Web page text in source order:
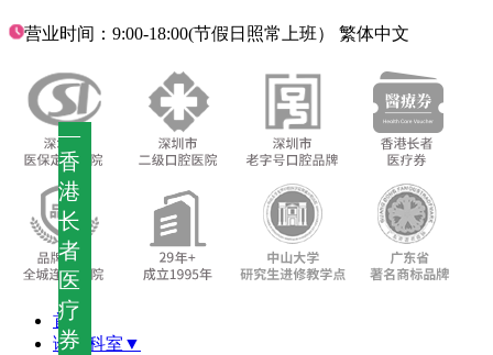
—
香
港
长
者
医
疗
券
营业时间：9:00-18:00(节假日照常上班） 繁体中文
首页
诊疗科室▼